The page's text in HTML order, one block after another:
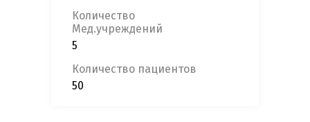
Количество
Мед.учреждений
5
Количество пациентов
50